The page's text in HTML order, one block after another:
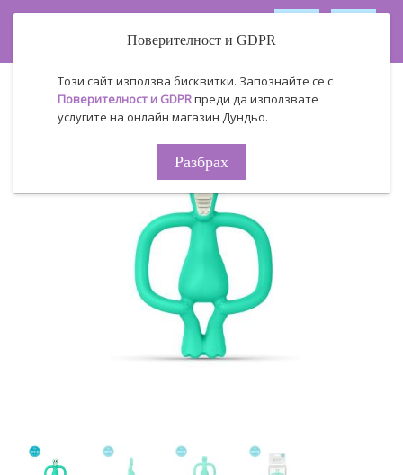
Поверителност и GDPR
Този сайт използва бисквитки. Запознайте се с
Поверителност и GDPRпреди да използвате
услугите на онлайн магазин Дундьо.
Разбрах